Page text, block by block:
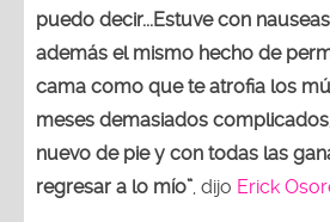
puedo decir...Estuve con
además el mismo hecho de
cama como que te atrofia los
meses demasiados
nuevo de pie y con todas las
regresar a lo mío”, dijo Erick